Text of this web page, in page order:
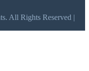
All Rights Reserved |